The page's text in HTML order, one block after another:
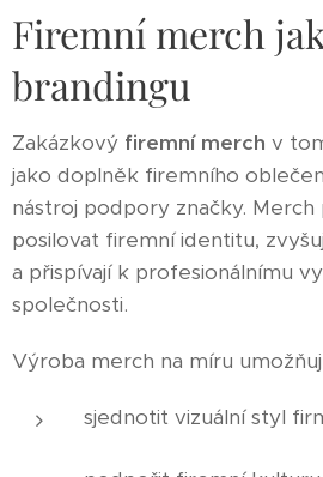
Firemní merch
brandingu
Zakázkový firemní merch v
jako doplněk firemního
nástroj podpory značky.
posilovat firemní identitu,
a přispívají k profesionálnímu
společnosti.
Výroba merch na míru
sjednotit vizuální styl